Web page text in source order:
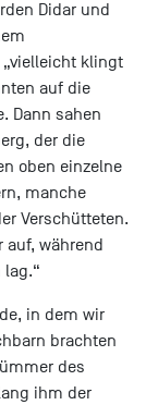
Didar und
klingt
auf die
Dann sahen
der die
oben einzelne
manche
Verschütteten.
auf, während
in dem wir
brachten
des
ihm der